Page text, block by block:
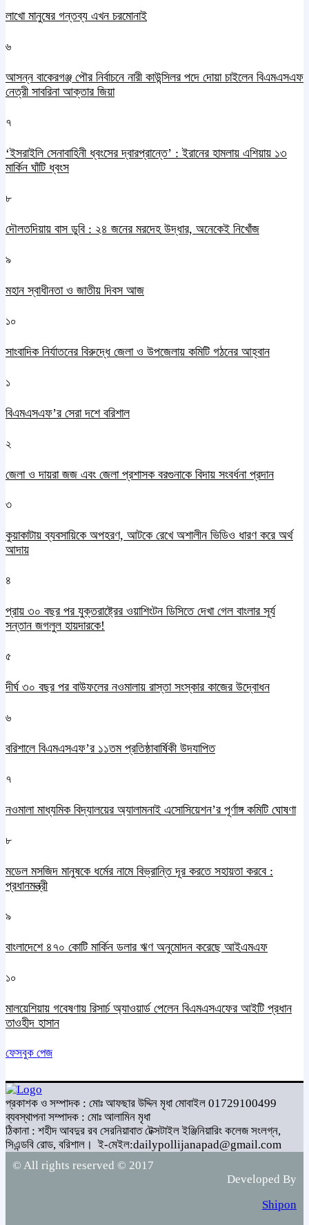
লাখো মানুষের গন্তব্য এখন চরমোনাই
৬
আসন্ন বাকেরগঞ্জ পৌর নির্বাচনে নারী কাউন্সিলর পদে দোয়া চাইলেন বিএমএসএফ
নেত্রী সাবরিনা আক্তার জিয়া
৭
‘ইসরাইলি সেনাবাহিনী ধ্বংসের দ্বারপ্রান্তে’ : ইরানের হামলায় এশিয়ায় ১৩
মার্কিন ঘাঁটি ধ্বংস
৮
দৌলতদিয়ায় বাস ডুবি : ২৪ জনের মরদেহ উদ্ধার, অনেকেই নিখোঁজ
৯
মহান স্বাধীনতা ও জাতীয় দিবস আজ
১০
সাংবাদিক নির্যাতনের বিরুদ্ধে জেলা ও উপজেলায় কমিটি গঠনের আহ্বান
১
বিএমএসএফ’র সেরা দশে বরিশাল
২
জেলা ও দায়রা জজ এবং জেলা প্রশাসক বরগুনাকে বিদায় সংবর্ধনা প্রদান
৩
কুয়াকাটায় ব্যবসায়িকে অপহরণ, আটকে রেখে অশালীন ভিডিও ধারণ করে অর্থ
আদায়
৪
প্রায় ৩০ বছর পর যুক্তরাষ্ট্রের ওয়াশিংটন ডিসিতে দেখা গেল বাংলার সূর্য
সন্তান জগলুল হায়দারকে!
৫
দীর্ঘ ৩০ বছর পর বাউফলের নওমালায় রাস্তা সংস্কার কাজের উদ্বোধন
৬
বরিশালে বিএমএসএফ’র ১১তম প্রতিষ্ঠাবার্ষিকী উদযাপিত
৭
নওমালা মাধ্যমিক বিদ্যালয়ের অ্যালামনাই এসোসিয়েশন’র পূর্ণাঙ্গ কমিটি ঘোষণা
৮
মডেল মসজিদ মানুষকে ধর্মের নামে বিভ্রান্তি দূর করতে সহায়তা করবে :
প্রধানমন্ত্রী
৯
বাংলাদেশে ৪৭০ কোটি মার্কিন ডলার ঋণ অনুমোদন করেছে আইএমএফ
১০
মালয়েশিয়ায় গবেষণায় রিসার্চ অ্যাওয়ার্ড পেলেন বিএমএসএফের আইটি প্রধান
তাওহীদ হাসান
ফেসবুক পেজ
প্রকাশক ও সম্পাদক : মোঃ আফছার উদ্দিন মৃধা মোবাইল 01729100499
ব্যবস্থাপনা সম্পাদক : মোঃ আলামিন মৃধা
ঠিকানা : শহীদ আবদুর রব সেরনিয়াবাত টেক্সটাইল ইঞ্জিনিয়ারিং কলেজ সংলগ্ন,
সিএন্ডবি রোড, বরিশাল। ই-মেইল:dailypollijanapad@gmail.com
© All rights reserved © 2017
Developed By
Shipon